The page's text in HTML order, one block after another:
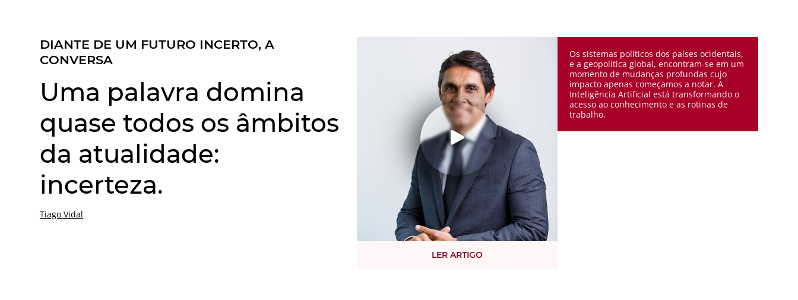
DIANTE DE UM FUTURO INCERTO, A
CONVERSA
Uma palavra domina
quase todos os âmbitos
da atualidade:
incerteza.
Tiago Vidal
LER ARTIGO
Os sistemas políticos dos países ocidentais,
e a geopolítica global, encontram-se em um
momento de mudanças profundas cujo
impacto apenas começamos a notar. A
Inteligência Artificial está transformando o
acesso ao conhecimento e as rotinas de
trabalho.